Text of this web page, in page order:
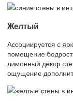
Желтый
Ассоциируется с
помещение
лимонный декор
ощущение